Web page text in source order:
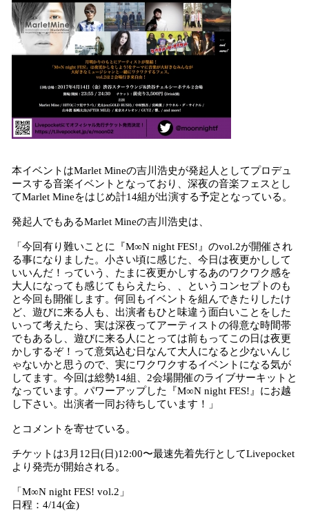
本イベントはMarlet Mineの吉川浩史が発起人としてプロデュ
ースする音楽イベントとなっており、深夜の音楽フェスとし
てMarlet Mineをはじめ計14組が出演する予定となっている。
発起人でもあるMarlet Mineの吉川浩史は、
「今回有り難いことに『M∞N night FES!』のvol.2が開催され
る事になりました。小さい頃に感じた、今日は夜更かしして
いいんだ！っていう、たまに夜更かしするあのワクワク感を
大人になっても感じてもらえたら、、というコンセプトのも
と今回も開催します。何回もイベントを組んできたりしたけ
ど、遊びに来る人も、出演者もひと味違う面白いことをした
いって考えたら、実は深夜ってアーティストの得意な時間帯
でもあるし、遊びに来る人にとっては前もってこの日は夜更
かしするぞ！って意気込む日なんて大人になると少ないんじ
ゃないかと思うので、実にワクワクするイベントになる気が
してます。今回は総勢14組、2会場開催のライブサーキットと
なっています。パワーアップした『M∞N night FES!』にお越
し下さい。出演者一同お待ちしています！」
とコメントを寄せている。
チケットは3月12日(日)12:00〜最速先着先行としてLivepocket
より発売が開始される。
「M∞N night FES! vol.2」
日程：4/14(金)